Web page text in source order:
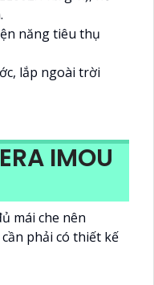
năng tiêu thụ
lắp ngoài trời
IMOU
mái che nên
phải có thiết kế